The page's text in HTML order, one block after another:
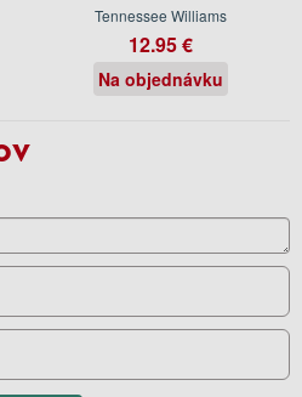
Tennessee Williams
12.95 €
Na objednávku